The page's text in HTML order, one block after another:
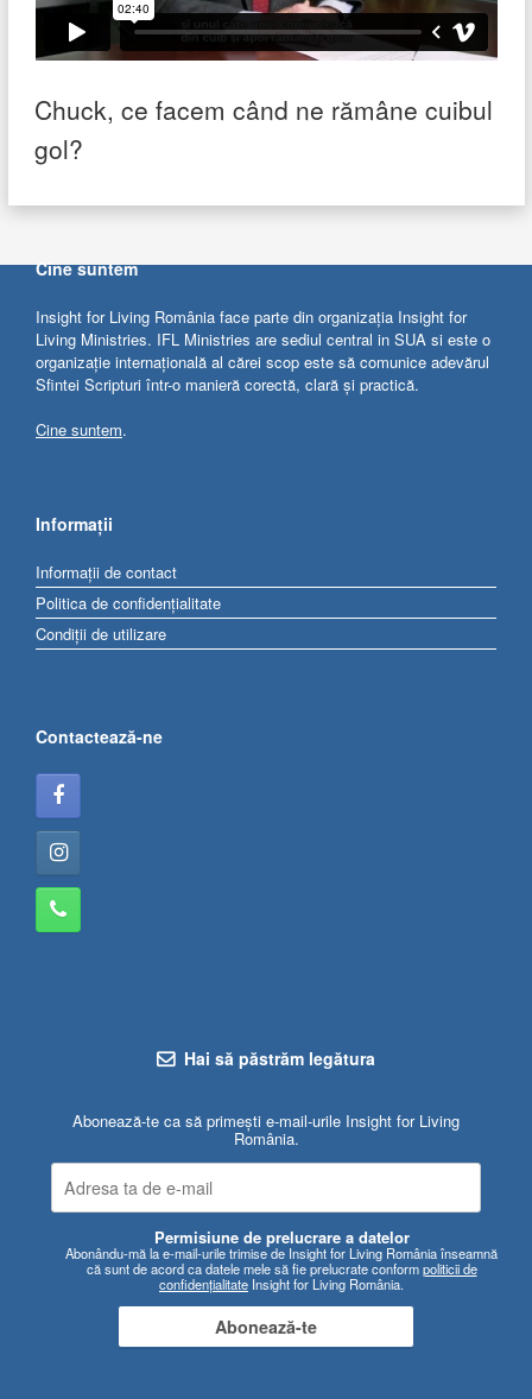
Chuck, ce facem când ne rămâne cuibul
gol?
Cine suntem
Insight for Living România face parte din organizația Insight for
Living Ministries. IFL Ministries are sediul central in SUA si este o
organizație internațională al cărei scop este să comunice adevărul
Sfintei Scripturi într-o manieră corectă, clară și practică.
Cine suntem.
Informații
Informații de contact
Politica de confidențialitate
Condiții de utilizare
Contactează-ne
Hai să păstrăm legătura
Abonează-te ca să primești e-mail-urile Insight for Living
România.
Permisiune de prelucrare a datelor
Abonându-mă la e-mail-urile trimise de Insight for Living România înseamnă
că sunt de acord ca datele mele să fie prelucrate conformpoliticii de
confidențialitate Insight for Living România.